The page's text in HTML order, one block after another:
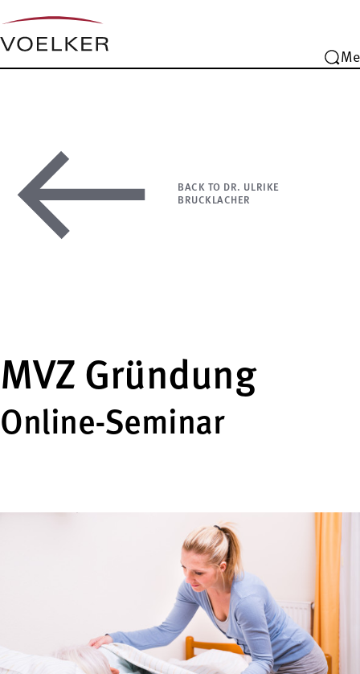
BACK TO DR. ULRIKE
BRUCKLACHER
MVZ Gründung
Online-Seminar